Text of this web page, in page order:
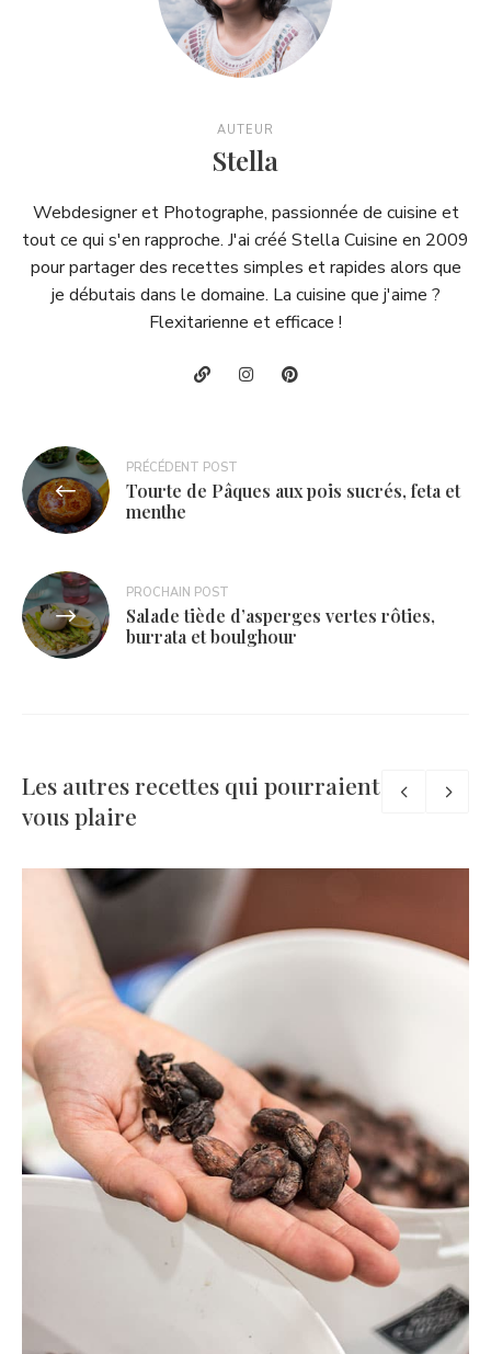
AUTEUR
Stella
Webdesigner et Photographe, passionnée de cuisine et
tout ce qui s'en rapproche. J'ai créé Stella Cuisine en 2009
pour partager des recettes simples et rapides alors que
je débutais dans le domaine. La cuisine que j'aime ?
Flexitarienne et efficace !
Navigation
de
l’article
PRÉCÉDENT POST
Tourte de Pâques aux pois sucrés, feta et
menthe
PROCHAIN POST
Salade tiède d’asperges vertes rôties,
burrata et boulghour
Les autres recettes qui pourraient
vous plaire